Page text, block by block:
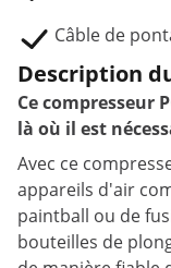
Câble de
Description
Ce compresseur
là où il est
Avec ce
appareils d'air
paintball ou de
bouteilles de